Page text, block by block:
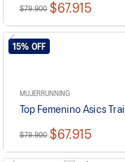
$79.900 $67.915
MUJERRUNNING
Top Femenino Asics
$79.900 $67.915
15% OFF